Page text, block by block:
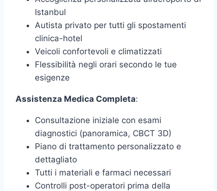
Istanbul
Autista privato per tutti gli spostamenti
clinica-hotel
Veicoli confortevoli e climatizzati
Flessibilità negli orari secondo le tue
esigenze
Assistenza Medica Completa:
Consultazione iniziale con esami
diagnostici (panoramica, CBCT 3D)
Piano di trattamento personalizzato e
dettagliato
Tutti i materiali e farmaci necessari
Controlli post-operatori prima della